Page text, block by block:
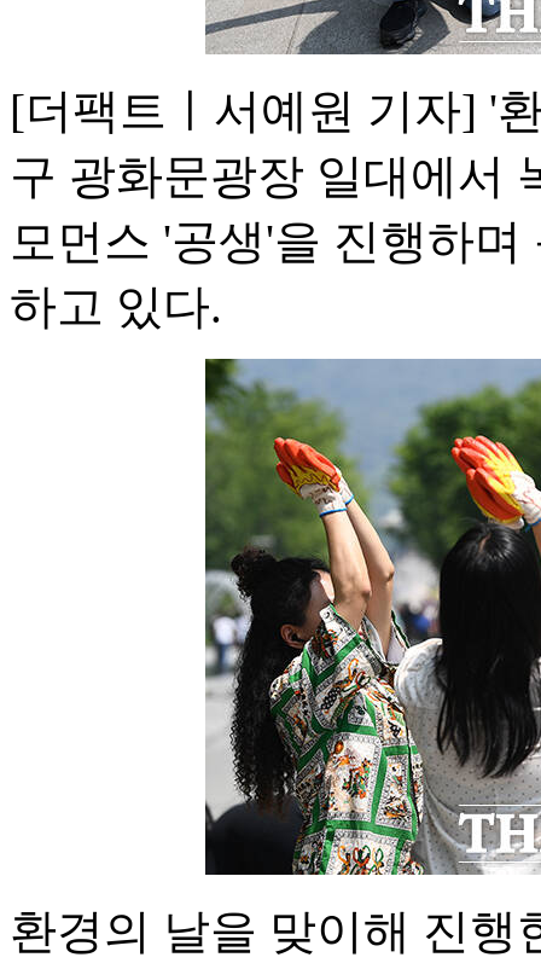
[더팩트ㅣ서예원 기자] '
구 광화문광장 일대에서
모먼스 '공생'을 진행하
하고 있다.
환경의 날을 맞이해 진행